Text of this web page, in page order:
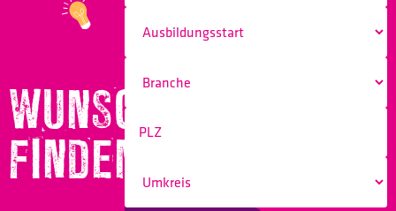
WUNSCHBERUF
FINDEN!